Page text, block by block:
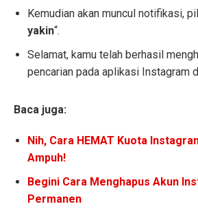
Kemudian akan muncul notifikasi,
yakin“.
Selamat, kamu telah berhasil
pencarian pada aplikasi Instagram
Baca juga:
Nih, Cara HEMAT Kuota
Ampuh!
Begini Cara Menghapus Akun
Permanen